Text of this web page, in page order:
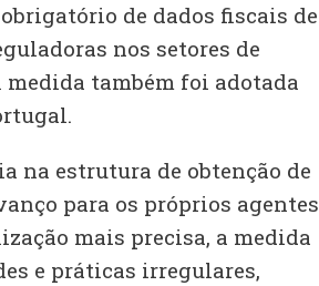
de dados fiscais de
nos setores de
também foi adotada
na estrutura de obtenção de
para os próprios agentes
mais precisa, a medida
e práticas irregulares,